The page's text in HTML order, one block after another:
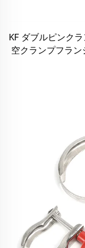
KF ダブルピンク
空クランプフラン